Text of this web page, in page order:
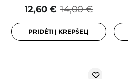
14,00 €
12,60 €
PRIDĖTI Į KREPŠELĮ